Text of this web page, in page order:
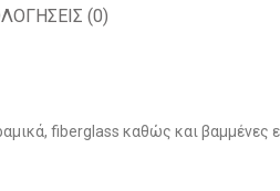
(0)
fiberglass καθώς και βαμμένες